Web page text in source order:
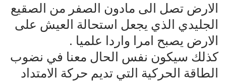
الارض تصل الى مادون الصفر من الصقيع
الجليدي الذي يجعل استحالة العيش على
الارض يصبح امرا واردا علميا .
كذلك سيكون نفس الحال معنا في نضوب
الطاقة الحركية التي تديم حركة الامتداد